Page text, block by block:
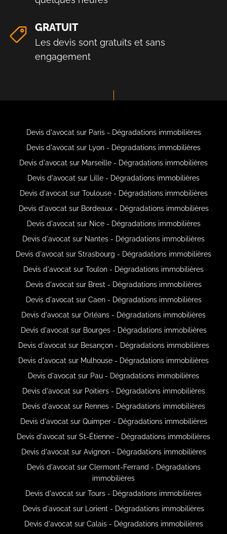
GRATUIT
Les devis sont gratuits et sans
engagement
Devis d'avocat sur Paris - Dégradations immobilières
Devis d'avocat sur Lyon - Dégradations immobilières
Devis d'avocat sur Marseille - Dégradations immobilières
Devis d'avocat sur Lille - Dégradations immobilières
Devis d'avocat sur Toulouse - Dégradations immobilières
Devis d'avocat sur Bordeaux - Dégradations immobilières
Devis d'avocat sur Nice - Dégradations immobilières
Devis d'avocat sur Nantes - Dégradations immobilières
Devis d'avocat sur Strasbourg - Dégradations immobilières
Devis d'avocat sur Toulon - Dégradations immobilières
Devis d'avocat sur Brest - Dégradations immobilières
Devis d'avocat sur Caen - Dégradations immobilières
Devis d'avocat sur Orléans - Dégradations immobilières
Devis d'avocat sur Bourges - Dégradations immobilières
Devis d'avocat sur Besançon - Dégradations immobilières
Devis d'avocat sur Mulhouse - Dégradations immobilières
Devis d'avocat sur Pau - Dégradations immobilières
Devis d'avocat sur Poitiers - Dégradations immobilières
Devis d'avocat sur Rennes - Dégradations immobilières
Devis d'avocat sur Quimper - Dégradations immobilières
Devis d'avocat sur St-Étienne - Dégradations immobilières
Devis d'avocat sur Avignon - Dégradations immobilières
Devis d'avocat sur Clermont-Ferrand - Dégradations
immobilières
Devis d'avocat sur Tours - Dégradations immobilières
Devis d'avocat sur Lorient - Dégradations immobilières
Devis d'avocat sur Calais - Dégradations immobilières